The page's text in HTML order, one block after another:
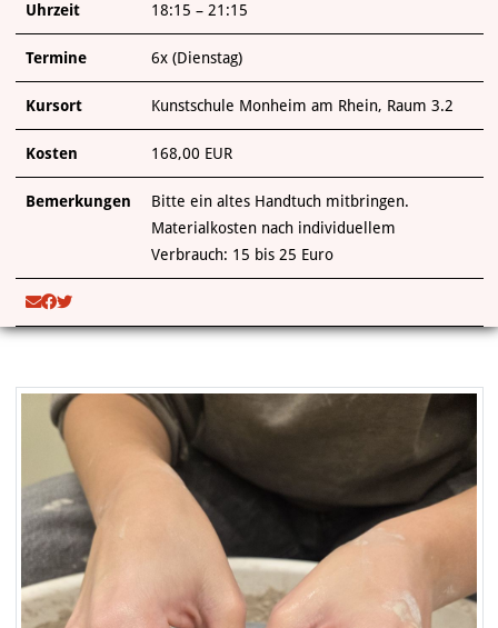
Uhrzeit 18:15 – 21:15
Termine 6x (Dienstag)
Kursort Kunstschule Monheim am Rhein, Raum 3.2
Kosten 168,00 EUR
Bemerkungen
Bitte ein altes Handtuch mitbringen.
Materialkosten nach individuellem
Verbrauch: 15 bis 25 Euro